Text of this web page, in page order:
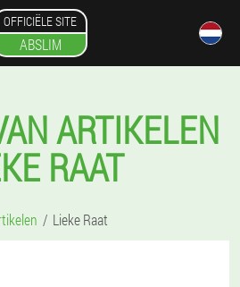
OFFICIËLE SITE
ABSLIM
ARTIKELEN
RAAT
Lieke Raat